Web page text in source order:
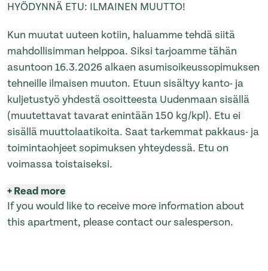
HYÖDYNNÄ ETU: ILMAINEN MUUTTO!
Kun muutat uuteen kotiin, haluamme tehdä siitä
mahdollisimman helppoa. Siksi tarjoamme tähän
asuntoon 16.3.2026 alkaen asumisoikeussopimuksen
tehneille ilmaisen muuton. Etuun sisältyy kanto- ja
kuljetustyö yhdestä osoitteesta Uudenmaan sisällä
(muutettavat tavarat enintään 150 kg/kpl). Etu ei
sisällä muuttolaatikoita. Saat tarkemmat pakkaus- ja
toimintaohjeet sopimuksen yhteydessä. Etu on
voimassa toistaiseksi.
+Read more
If you would like to receive more information about
this apartment, please contact our salesperson.